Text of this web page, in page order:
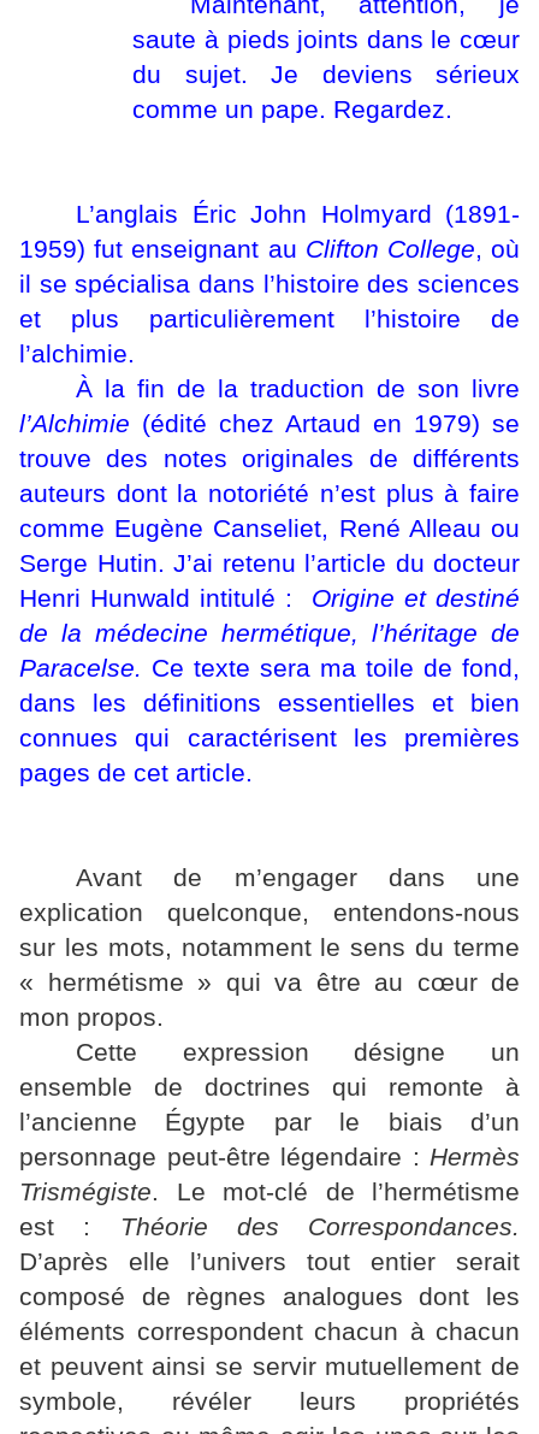
saute à pieds joints dans le cœur
du sujet. Je deviens sérieux
comme un pape. Regardez.
L’anglais Éric John Holmyard (1891-
1959) fut enseignant au Clifton College, où
il se spécialisa dans l’histoire des sciences
et plus particulièrement l’histoire de
l’alchimie.
À la fin de la traduction de son livre
l’Alchimie (édité chez Artaud en 1979) se
trouve des notes originales de différents
auteurs dont la notoriété n’est plus à faire
comme Eugène Canseliet, René Alleau ou
Serge Hutin. J’ai retenu l’article du docteur
Henri Hunwald intitulé :
Origine et destiné
de la médecine hermétique, l’héritage de
Paracelse. Ce texte sera ma toile de fond,
dans les définitions essentielles et bien
connues qui caractérisent les premières
pages de cet article.
Avant de m’engager dans une
explication quelconque, entendons-nous
sur les mots, notamment le sens du terme
« hermétisme » qui va être au cœur de
mon propos.
Cette expression désigne un
ensemble de doctrines qui remonte à
l’ancienne Égypte par le biais d’un
personnage peut-être légendaire : Hermès
Trismégiste. Le mot-clé de l’hermétisme
est :
Théorie des Correspondances.
D’après elle l’univers tout entier serait
composé de règnes analogues dont les
éléments correspondent chacun à chacun
et peuvent ainsi se servir mutuellement de
symbole, révéler leurs propriétés